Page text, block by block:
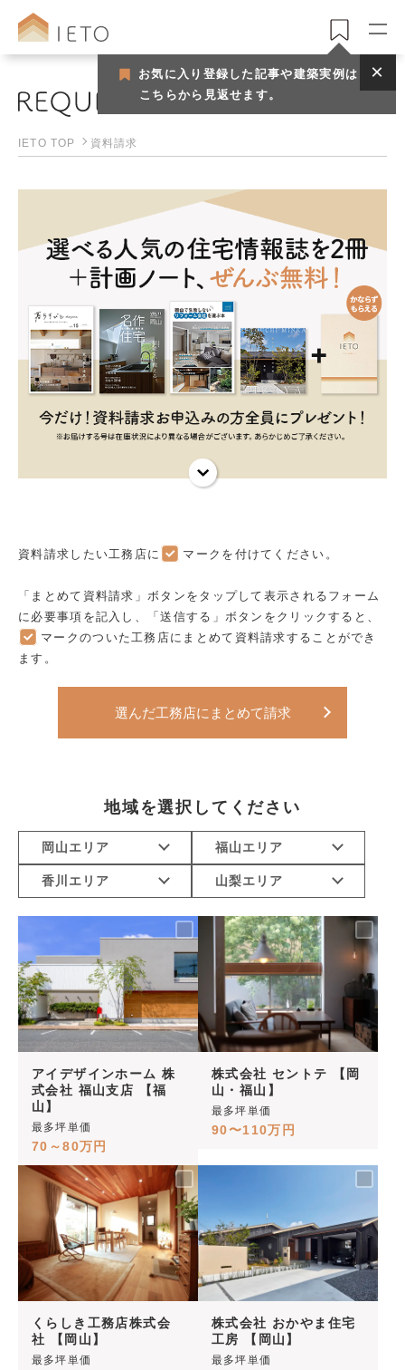
お気に入り登録した記事や建築実例は
こちらから見返せます。
資料請求
IETO TOP 資料請求
資料請求したい工務店に マークを付けてください。
「まとめて資料請求」ボタンをタップして表示されるフォーム
に必要事項を記入し、「送信する」ボタンをクリックすると、
マークのついた工務店にまとめて資料請求することができ
ます。
選んだ工務店にまとめて請求
地域を選択してください
岡山エリア 福山エリア
香川エリア 山梨エリア
アイデザインホーム 株
式会社 福山支店 【福
山】
最多坪単価
70～80万円
株式会社 セントテ 【岡
山・福山】
最多坪単価
90〜110万円
くらしき工務店株式会
社 【岡山】
最多坪単価
株式会社 おかやま住宅
工房 【岡山】
最多坪単価